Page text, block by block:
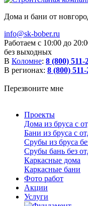
Дома и бани от
info@sk-bober.ru
Работаем с 10:00 до
без выходных
В Коломне: 8 (800) 511-
В регионах: 8 (800)
Перезвоните мне
Проекты
Дома из бруса с
Бани из бруса с
Срубы из бруса
Срубы бань без
Каркасные дома
Каркасные бани
Фото работ
Акции
Услуги